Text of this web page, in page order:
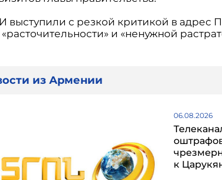
выступили с резкой критикой в адрес
и «ненужной
из Армении
06.08.2026
к